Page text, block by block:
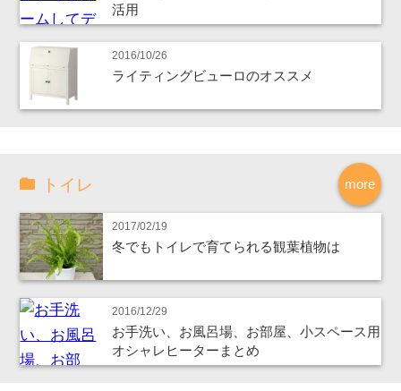
活用
2016/10/26
ライティングビューロのオススメ
more
トイレ
2017/02/19
冬でもトイレで育てられる観葉植物は
2016/12/29
お手洗い、お風呂場、お部屋、小スペース用
オシャレヒーターまとめ